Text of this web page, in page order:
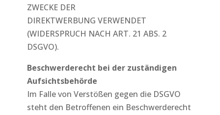
ZWECKE DER
DIREKTWERBUNG VERWENDET
(WIDERSPRUCH NACH ART. 21 ABS. 2
DSGVO).
Beschwerderecht bei der zuständigen
Aufsichtsbehörde
Im Falle von Verstößen gegen die DSGVO
steht den Betroffenen ein Beschwerderecht